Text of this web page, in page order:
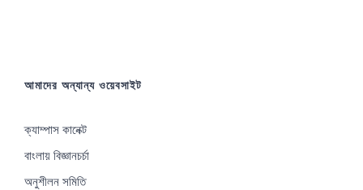
আমাদের অন্যান্য ওয়েবসাইট
ক্যাম্পাস কানেক্ট
বাংলায় বিজ্ঞানচর্চা
অনুশীলন সমিতি